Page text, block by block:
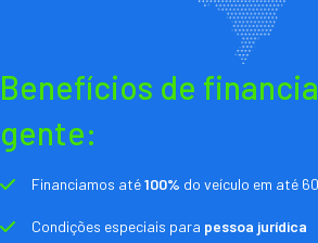
Benefícios de
gente:
Financiamos até100% do veículo em até
Condições especiais para pessoa jurídica